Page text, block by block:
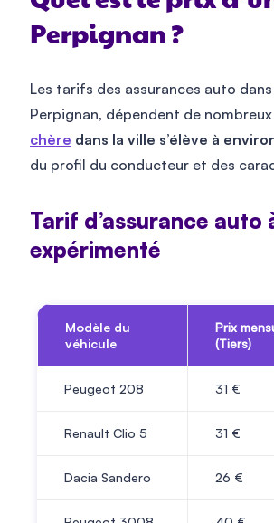
Perpignan ?
Les tarifs des assurances auto
Perpignan, dépendent de
chère dans la ville s’élève à
du profil du conducteur et des
​​Tarif d’assurance
expérimenté
Modèle du
véhicule
Prix
(Tiers)
Peugeot 208 31 €
Renault Clio 5 31 €
Dacia Sandero 26 €